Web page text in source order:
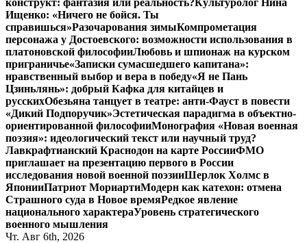
конструкт: фантазия или реальность?Культуролог Нина
Ищенко: «Ничего не бойся. Ты
справишься»Разочарования зимыКомпрометация
персонажа у Достоевского: возможности использования в
платоновской философииЛюбовь и шпионаж на курском
приграничье«Записки сумасшедшего капитана»:
нравственный выбор и вера в победу«Я не Пань
Цзиньлянь»: добрый Кафка для китайцев и
русскихОбезьяна танцует в театре: анти-Фауст в повести
«Дикий Подпоручик»Эстетическая парадигма в объектно-
ориентированной философииМонография «Новая военная
поэзия»: идеологический текст или научный труд?
Лавкрафтианский Краснодон на карте РоссииФМО
приглашает на презентацию первого в России
исследования новой военной поэзииШерлок Холмс в
ЯпонииПатриот МориартиМодерн как катехон: отмена
Страшного суда в Новое времяРедкое явление
национального характераУровень стратегического
военного мышления
Чт. Авг 6th, 2026